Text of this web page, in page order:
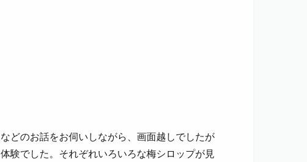
どのお話をお伺いしながら、画面越しでしたが
験でした。それぞれいろいろな梅シロップが見